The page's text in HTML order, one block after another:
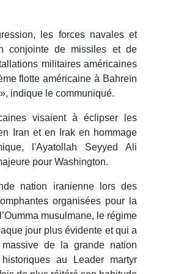
les forces navales et
conjointe de missiles et de
militaires américaines
flotte américaine à Bahreïn
indique le communiqué.
visaient à éclipser les
Iran et en Irak en hommage
l'Ayatollah Seyyed Ali
pour Washington.
nation iranienne lors des
organisées pour la
musulmane, le régime
jour plus évidente et qui a
de la grande nation
au Leader martyr